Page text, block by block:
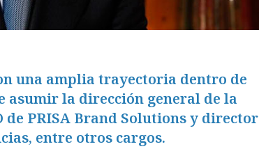
una amplia trayectoria dentro de
asumir la dirección general de la
de PRISA Brand Solutions y director
entre otros cargos.